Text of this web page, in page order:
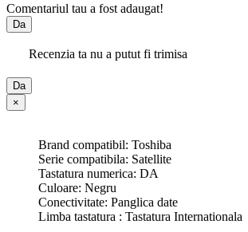
Comentariul tau a fost adaugat!
Da
Recenzia ta nu a putut fi trimisa
Da
×
Brand compatibil: Toshiba
Serie compatibila: Satellite
Tastatura numerica: DA
Culoare: Negru
Conectivitate: Panglica date
Limba tastatura : Tastatura Internationala